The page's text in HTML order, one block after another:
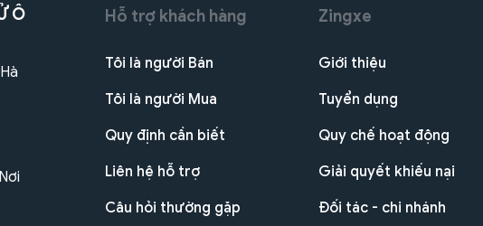
Ô
Hỗ trợ khách hàng
Tôi là người Bán
Tôi là người Mua
Quy định cần biết
Liên hệ hỗ trợ
Câu hỏi thường gặp
Zingxe
Giới thiệu
Tuyển dụng
Quy chế hoạt động
Giải quyết khiếu nại
Đối tác - chi nhánh